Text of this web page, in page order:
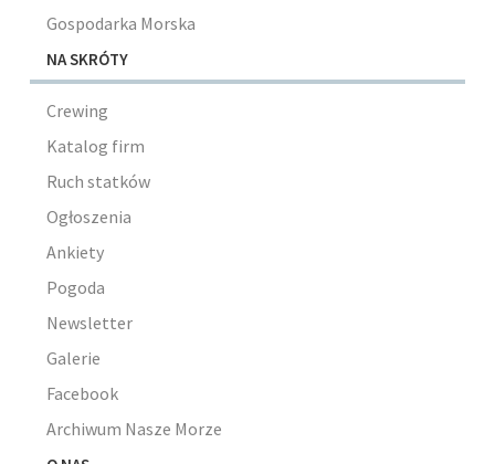
Gospodarka Morska
NA SKRÓTY
Crewing
Katalog firm
Ruch statków
Ogłoszenia
Ankiety
Pogoda
Newsletter
Galerie
Facebook
Archiwum Nasze Morze